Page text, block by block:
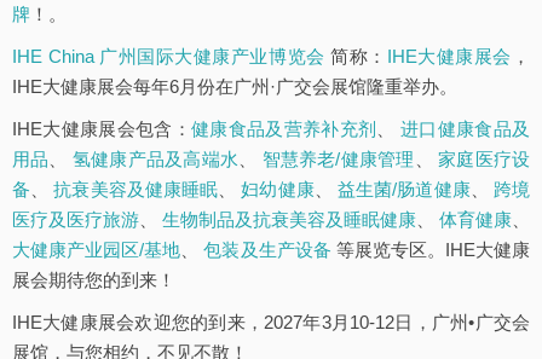
牌 ！。
IHE China 广州国际大健康产业博览会 简称： IHE大健康展会 ，
IHE大健康展会每年6月份在广州·广交会展馆隆重举办。
IHE大健康展会包含： 健康食品及营养补充剂 、进口健康食品及
用品
氢健康产品及高端水 智慧养老/健康管理 、家庭医疗设
备 、抗衰美容及健康睡眠 、妇幼健康、 益生菌/肠道健康、 跨境
医疗及医疗旅游
生物制品及抗衰美容及睡眠健康 体育健康
大健康产业园区/基地 、包装及生产设备 等展览专区。IHE大健康
展会期待您的到来！
IHE大健康展会欢迎您的到来，2027年3月10-12日，广州•广交会
展馆，与您相约，不见不散！